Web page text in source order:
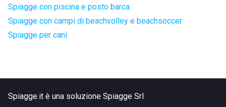
Spiagge con piscina e posto barca
Spiagge con campi di beachvolley e beachsoccer
Spiagge per cani
Spiagge.it è una soluzione Spiagge Srl